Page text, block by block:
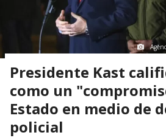
Presidente Kast
como un
Estado en medio de
policial